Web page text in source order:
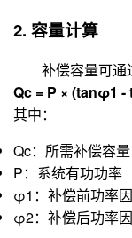
2. 容量计算
补偿容量可通
Qc = P × (tanφ1
其中：
Qc：所需补偿容量
P：系统有功功率
φ1：补偿前功率
φ2：补偿后功率